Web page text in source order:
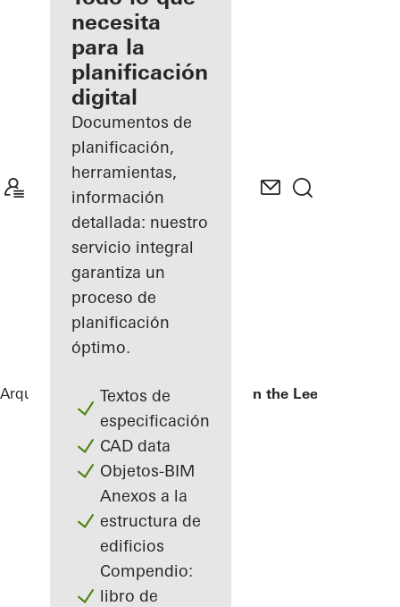
registrado
Descubre
mi área
de
trabajo
necesita
para la
planificación
digital
Documentos de
planificación,
herramientas,
información
detallada: nuestro
servicio integral
garantiza un
proceso de
planificación
óptimo.
Textos de
especificación
CAD data
Objetos-BIM
Anexos a la
estructura de
edificios
Compendio:
libro de
Arquitectos ReferenciasKopgebouw in the Leerpark